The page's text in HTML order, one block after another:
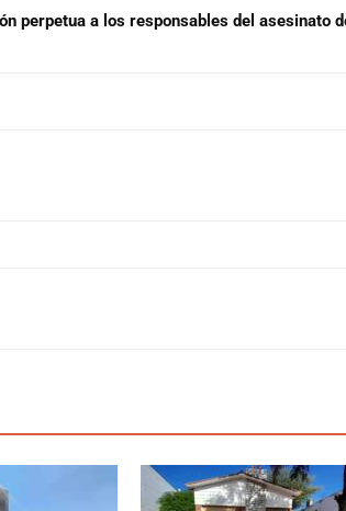
perpetua a los responsables del asesinato